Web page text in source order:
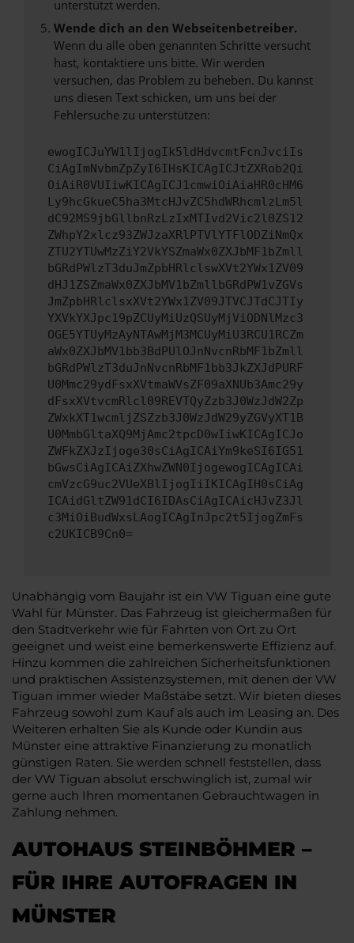
unterstützt werden.
Wende dich an den Webseitenbetreiber.
Wenn du alle oben genannten Schritte versucht
hast, kontaktiere uns bitte. Wir werden
versuchen, das Problem zu beheben. Du kannst
uns diesen Text schicken, um uns bei der
Fehlersuche zu unterstützen:
ewogICJuYW1lIjogIk5ldHdvcmtFcnJvciIs
CiAgImNvbmZpZyI6IHsKICAgICJtZXRob2Qi
OiAiR0VUIiwKICAgICJ1cmwiOiAiaHR0cHM6
Ly9hcGkueC5ha3MtcHJvZC5hdWRhcmlzLm5l
dC92MS9jbGllbnRzLzIxMTIvd2Vic2l0ZS12
ZWhpY2xlcz93ZWJzaXRlPTVlYTFlODZiNmQx
ZTU2YTUwMzZiY2VkYSZmaWx0ZXJbMF1bZmll
bGRdPWlzT3duJmZpbHRlclswXVt2YWx1ZV09
dHJ1ZSZmaWx0ZXJbMV1bZmllbGRdPW1vZGVs
JmZpbHRlclsxXVt2YWx1ZV09JTVCJTdCJTIy
YXVkYXJpc19pZCUyMiUzQSUyMjViODNlMzc3
OGE5YTUyMzAyNTAwMjM3MCUyMiU3RCU1RCZm
aWx0ZXJbMV1bb3BdPUlOJnNvcnRbMF1bZmll
bGRdPWlzT3duJnNvcnRbMF1bb3JkZXJdPURF
U0Mmc29ydFsxXVtmaWVsZF09aXNUb3Amc29y
dFsxXVtvcmRlcl09REVTQyZzb3J0WzJdW2Zp
ZWxkXT1wcmljZSZzb3J0WzJdW29yZGVyXT1B
U0MmbGltaXQ9MjAmc2tpcD0wIiwKICAgICJo
ZWFkZXJzIjoge30sCiAgICAiYm9keSI6IG51
bGwsCiAgICAiZXhwZWN0IjogewogICAgICAi
cmVzcG9uc2VUeXBlIjogIiIKICAgIH0sCiAg
ICAidGltZW91dCI6IDAsCiAgICAicHJvZ3Jl
c3MiOiBudWxsLAogICAgInJpc2t5IjogZmFs
c2UKICB9Cn0=
Unabhängig vom Baujahr ist ein VW Tiguan eine gute
Wahl für Münster. Das Fahrzeug ist gleichermaßen für
den Stadtverkehr wie für Fahrten von Ort zu Ort
geeignet und weist eine bemerkenswerte Effizienz auf.
Hinzu kommen die zahlreichen Sicherheitsfunktionen
und praktischen Assistenzsystemen, mit denen der VW
Tiguan immer wieder Maßstäbe setzt. Wir bieten dieses
Fahrzeug sowohl zum Kauf als auch im Leasing an. Des
Weiteren erhalten Sie als Kunde oder Kundin aus
Münster eine attraktive Finanzierung zu monatlich
günstigen Raten. Sie werden schnell feststellen, dass
der VW Tiguan absolut erschwinglich ist, zumal wir
gerne auch Ihren momentanen Gebrauchtwagen in
Zahlung nehmen.
AUTOHAUS STEINBÖHMER –
FÜR IHRE AUTOFRAGEN IN
MÜNSTER